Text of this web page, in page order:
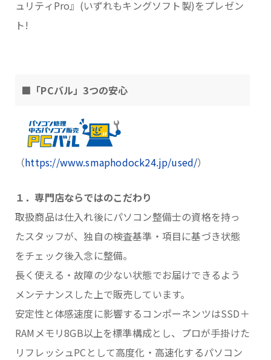
ュリティPro』(いずれもキングソフト製)をプレゼン
ト!
■「PCバル」3つの安心
（https://www.smaphodock24.jp/used/）
１．専門店ならではのこだわり
取扱商品は仕入れ後にパソコン整備士の資格を持っ
たスタッフが、独自の検査基準・項目に基づき状態
をチェック後入念に整備。
長く使える・故障の少ない状態でお届けできるよう
メンテナンスした上で販売しています。
安定性と体感速度に影響するコンポーネンツはSSD＋
RAMメモリ8GB以上を標準構成とし、プロが手掛けた
リフレッシュPCとして高度化・高速化するパソコン